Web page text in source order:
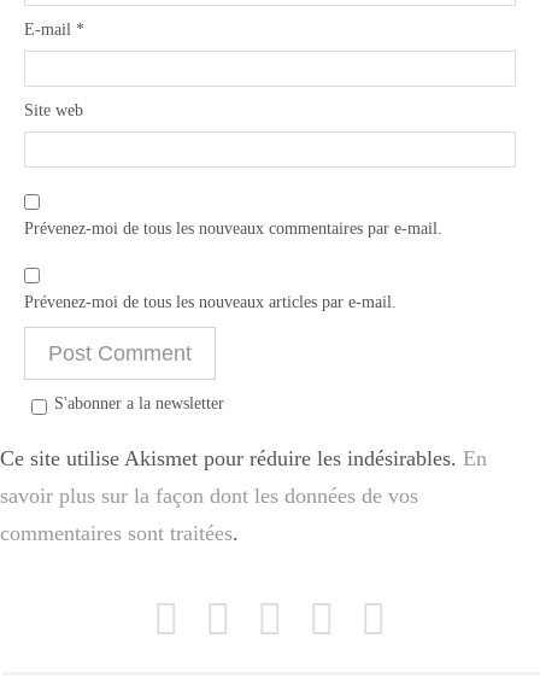
E-mail *
Site web
Prévenez-moi de tous les nouveaux commentaires par e-mail.
Prévenez-moi de tous les nouveaux articles par e-mail.
S'abonner a la newsletter
Ce site utilise Akismet pour réduire les indésirables. En
savoir plus sur la façon dont les données de vos
commentaires sont traitées.